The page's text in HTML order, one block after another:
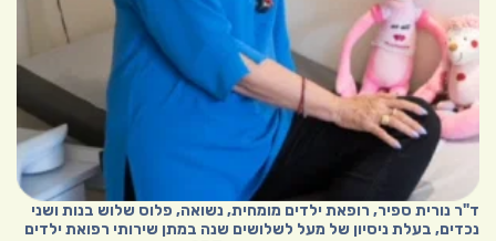
ד"ר נורית ספיר, רופאת ילדים מומחית, נשואה, פלוס שלוש בנות ושני
נכדים, בעלת ניסיון של מעל לשלושים שנה במתן שירותי רפואת ילדים